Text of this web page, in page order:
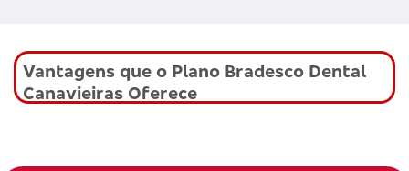
Vantagens que o Plano Bradesco Dental
Canavieiras Oferece